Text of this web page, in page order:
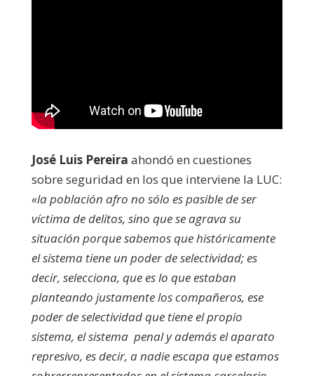
José Luis Pereira ahondó en cuestiones
sobre seguridad en los que interviene la LUC:
«la población afro no sólo es pasible de ser
víctima de delitos, sino que se agrava su
situación porque sabemos que históricamente
el sistema tiene un poder de selectividad; es
decir, selecciona, que es lo que estaban
planteando justamente los compañeros, ese
poder de selectividad que tiene el propio
sistema, el sistema penal y además el aparato
represivo, es decir, a nadie escapa que estamos